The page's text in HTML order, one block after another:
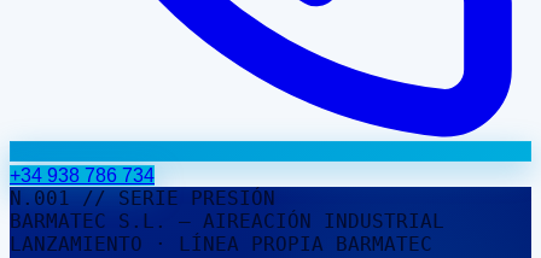
+34 938 786 734
N.001 // SERIE PRESIÓN
BARMATEC S.L. — AIREACIÓN INDUSTRIAL
LANZAMIENTO · LÍNEA PROPIA BARMATEC